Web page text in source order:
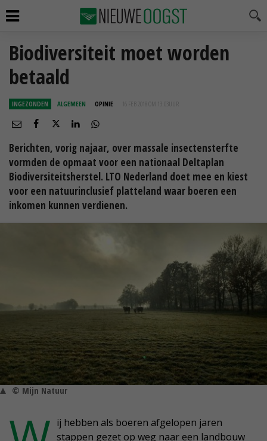
Biodiversiteit moet worden
betaald
INGEZONDEN ALGEMEEN OPINIE 16 FEB 2018 OM 13:03
Berichten, vorig najaar, over massale insectensterfte
vormden de opmaat voor een nationaal Deltaplan
Biodiversiteitsherstel. LTO Nederland doet mee en kiest
voor een natuurinclusief platteland waar boeren een
inkomen kunnen verdienen.
© Mijn Natuur
ij hebben als boeren afgelopen jaren
stappen gezet op weg naar een landbouw